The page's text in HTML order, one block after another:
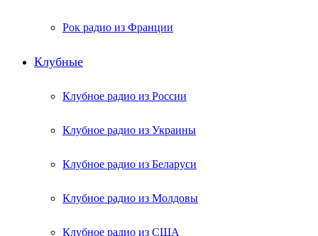
Рок радио из Франции
Клубные
Клубное радио из России
Клубное радио из Украины
Клубное радио из Беларуси
Клубное радио из Молдовы
Клубное радио из США